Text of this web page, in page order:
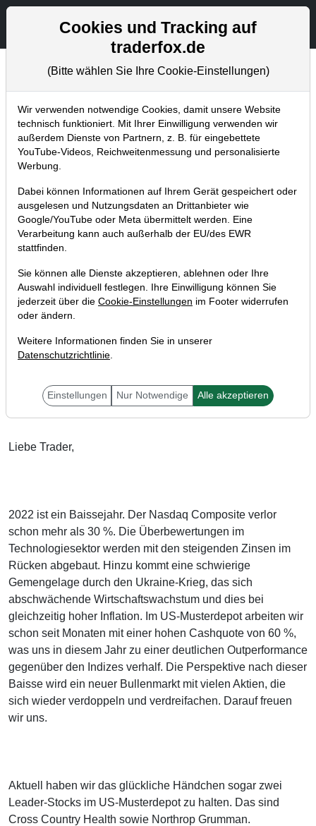
Aktien- und Artikelsuche
Tradingerfolge
Home Blog Tradingerfolge
Die US-Indizes markierten neue 52-
Wochentiefs. Mit Cross Country und
Northrop Grumman haben wir zwei der
wenigen Leader-Stocks im US-Depot!
12.10.2022 um 22:18 Uhr
Liebe Trader,
2022 ist ein Baissejahr. Der Nasdaq Composite verlor
schon mehr als 30 %. Die Überbewertungen im
Technologiesektor werden mit den steigenden Zinsen im
Rücken abgebaut. Hinzu kommt eine schwierige
Gemengelage durch den Ukraine-Krieg, das sich
abschwächende Wirtschaftswachstum und dies bei
gleichzeitig hoher Inflation. Im US-Musterdepot arbeiten wir
schon seit Monaten mit einer hohen Cashquote von 60 %,
was uns in diesem Jahr zu einer deutlichen Outperformance
gegenüber den Indizes verhalf. Die Perspektive nach dieser
Baisse wird ein neuer Bullenmarkt mit vielen Aktien, die
sich wieder verdoppeln und verdreifachen. Darauf freuen
wir uns.
Aktuell haben wir das glückliche Händchen sogar zwei
Leader-Stocks im US-Musterdepot zu halten. Das sind
Cross Country Health sowie Northrop Grumman.
Cookies und Tracking auf
traderfox.de
(Bitte wählen Sie Ihre Cookie-Einstellungen)
Wir verwenden notwendige Cookies, damit unsere Website
technisch funktioniert. Mit Ihrer Einwilligung verwenden wir
außerdem Dienste von Partnern, z. B. für eingebettete
YouTube-Videos, Reichweitenmessung und personalisierte
Werbung.
Dabei können Informationen auf Ihrem Gerät gespeichert oder
ausgelesen und Nutzungsdaten an Drittanbieter wie
Google/YouTube oder Meta übermittelt werden. Eine
Verarbeitung kann auch außerhalb der EU/des EWR
stattfinden.
Sie können alle Dienste akzeptieren, ablehnen oder Ihre
Auswahl individuell festlegen. Ihre Einwilligung können Sie
jederzeit über die Cookie-Einstellungen im Footer widerrufen
oder ändern.
Weitere Informationen finden Sie in unserer
Datenschutzrichtlinie.
Einstellungen Nur Notwendige Alle akzeptieren